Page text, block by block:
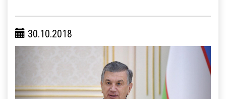
30.10.2018